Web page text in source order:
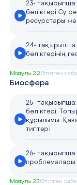
23-
бөліктері Су
ресурстары
24- тақырыпша:
бөліктерінің
Модуль 22Өтілген
Биосфера
25-
бөліктері.
құрылымы.
типтері
26-
проблемалары
Модуль 23Өтілген